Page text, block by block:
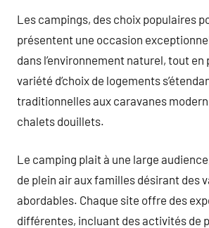
Les campings, des choix populaires
présentent une occasion
dans l’environnement naturel, tout en
variété d’choix de logements
traditionnelles aux caravanes
chalets douillets.
Le camping plait à une large
de plein air aux familles désirant des
abordables. Chaque site offre des
différentes, incluant des activités de